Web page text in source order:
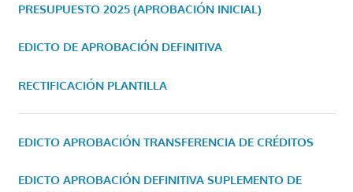
PRESUPUESTO 2025 (APROBACIÓN INICIAL)
EDICTO DE APROBACIÓN DEFINITIVA
RECTIFICACIÓN PLANTILLA
EDICTO APROBACIÓN TRANSFERENCIA DE CRÉDITOS
EDICTO APROBACIÓN DEFINITIVA SUPLEMENTO DE